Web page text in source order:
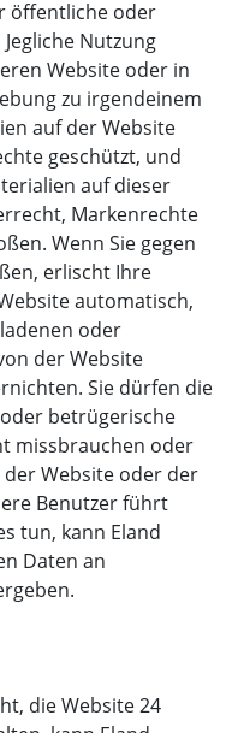
öffentliche oder
Nutzung
Website oder in
zu irgendeinem
auf der Website
geschützt, und
auf dieser
Markenrechte
Wenn Sie gegen
erlischt Ihre
automatisch,
oder
der Website
Sie dürfen die
betrügerische
missbrauchen oder
Website oder der
Benutzer führt
tun, kann Eland
Daten an
die Website 24